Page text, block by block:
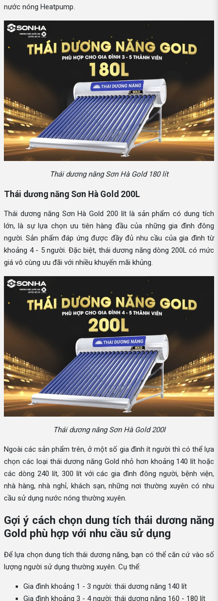
nước nóng Heatpump.
Thái dương năng Sơn Hà Gold 180 lít
Thái dương năng Sơn Hà Gold 200L
Thái dương năng Sơn Hà Gold 200 lít là sản phẩm có dung tích
lớn, là sự lựa chọn ưu tiên hàng đầu của những gia đình đông
người. Sản phẩm đáp ứng được đầy đủ nhu cầu của gia đình từ
khoảng 4 - 5 người. Đặc biệt, thái dương năng dòng 200L có mức
giá vô cùng ưu đãi với nhiều khuyến mãi khủng.
Thái dương năng Sơn Hà Gold 200l
Ngoài các sản phẩm trên, ở một số gia đình ít người thì có thể lựa
chọn các loại thái dương năng Gold nhỏ hơn khoảng 140 lít hoặc
các dòng 240 lít, 300 lít với các gia đình đông người, bệnh viện,
nhà hàng, nhà nghỉ, khách sạn, những nơi thường xuyên có nhu
cầu sử dụng nước nóng thường xuyên.
Gợi ý cách chọn dung tích thái dương năng
Gold phù hợp với nhu cầu sử dụng
Để lựa chọn dung tích thái dương năng, bạn có thể căn cứ vào số
lượng người sử dụng thường xuyên. Cụ thể:
Gia đình khoảng 1 - 3 người: thái dương năng 140 lít
Gia đình khoảng 3 - 4 người: thái dương năng 160 - 180 lít